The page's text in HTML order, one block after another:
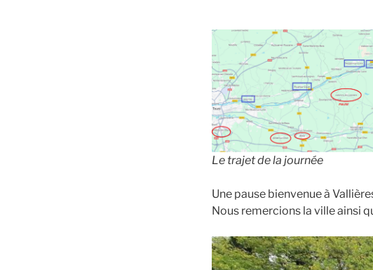
Le trajet de la journée
Une pause bienvenue à
Nous remercions la ville ainsi